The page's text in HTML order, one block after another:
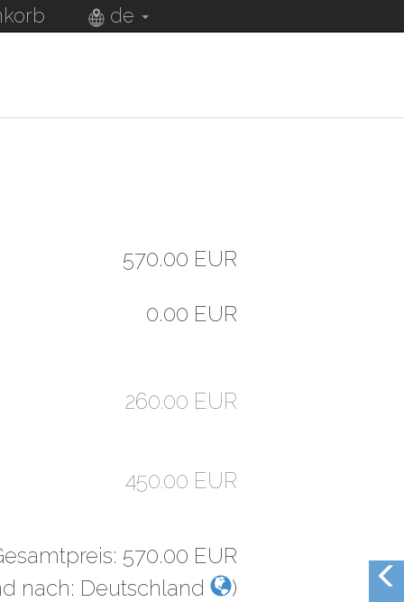
de
570.00 EUR
0.00 EUR
260.00 EUR
450.00 EUR
570.00 EUR
nach: Deutschland )